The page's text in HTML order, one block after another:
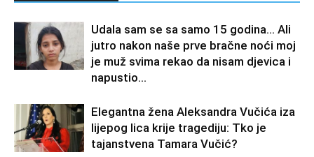
Udala sam se sa samo 15 godina… Ali
jutro nakon naše prve bračne noći moj
je muž svima rekao da nisam djevica i
napustio...
Elegantna žena Aleksandra Vučića iza
lijepog lica krije tragediju: Tko je
tajanstvena Tamara Vučić?